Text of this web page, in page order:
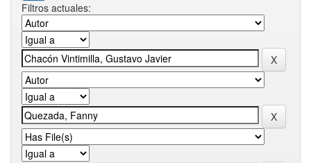
Filtros actuales: